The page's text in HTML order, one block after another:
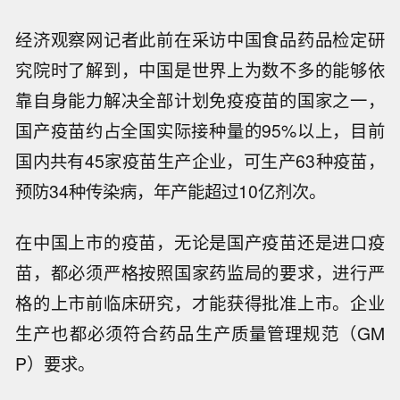
经济观察网记者此前在采访中国食品药品检定研
究院时了解到，中国是世界上为数不多的能够依
靠自身能力解决全部计划免疫疫苗的国家之一，
国产疫苗约占全国实际接种量的95%以上，目前
国内共有45家疫苗生产企业，可生产63种疫苗，
预防34种传染病，年产能超过10亿剂次。
在中国上市的疫苗，无论是国产疫苗还是进口疫
苗，都必须严格按照国家药监局的要求，进行严
格的上市前临床研究，才能获得批准上市。企业
生产也都必须符合药品生产质量管理规范（GM
P）要求。